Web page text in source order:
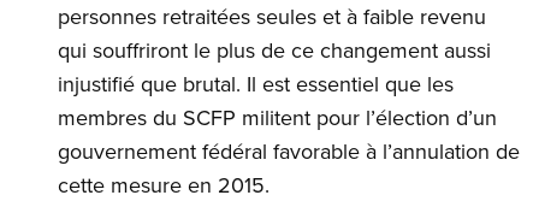
personnes retraitées seules et à faible revenu
qui souffriront le plus de ce changement aussi
injustifié que brutal. Il est essentiel que les
membres du SCFP militent pour l’élection d’un
gouvernement fédéral favorable à l’annulation de
cette mesure en 2015.